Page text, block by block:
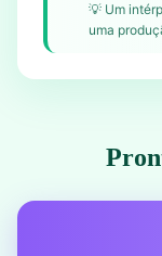
💡 Um
uma